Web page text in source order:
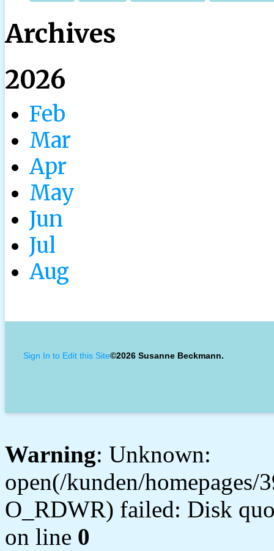
Archives
2026
Feb
Mar
Apr
May
Jun
Jul
Aug
Sign In to Edit this Site©2026 Susanne Beckmann.
Warning: Unknown:
open(/kunden/
O_RDWR) failed: Disk
on line 0